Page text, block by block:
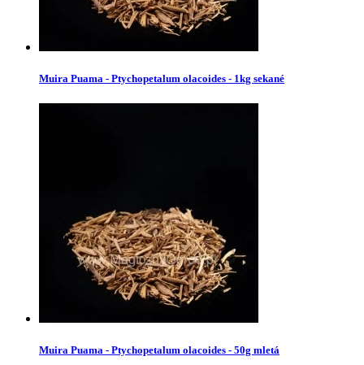
Muira Puama - Ptychopetalum olacoides - 1kg sekané
Muira Puama - Ptychopetalum olacoides - 50g mletá